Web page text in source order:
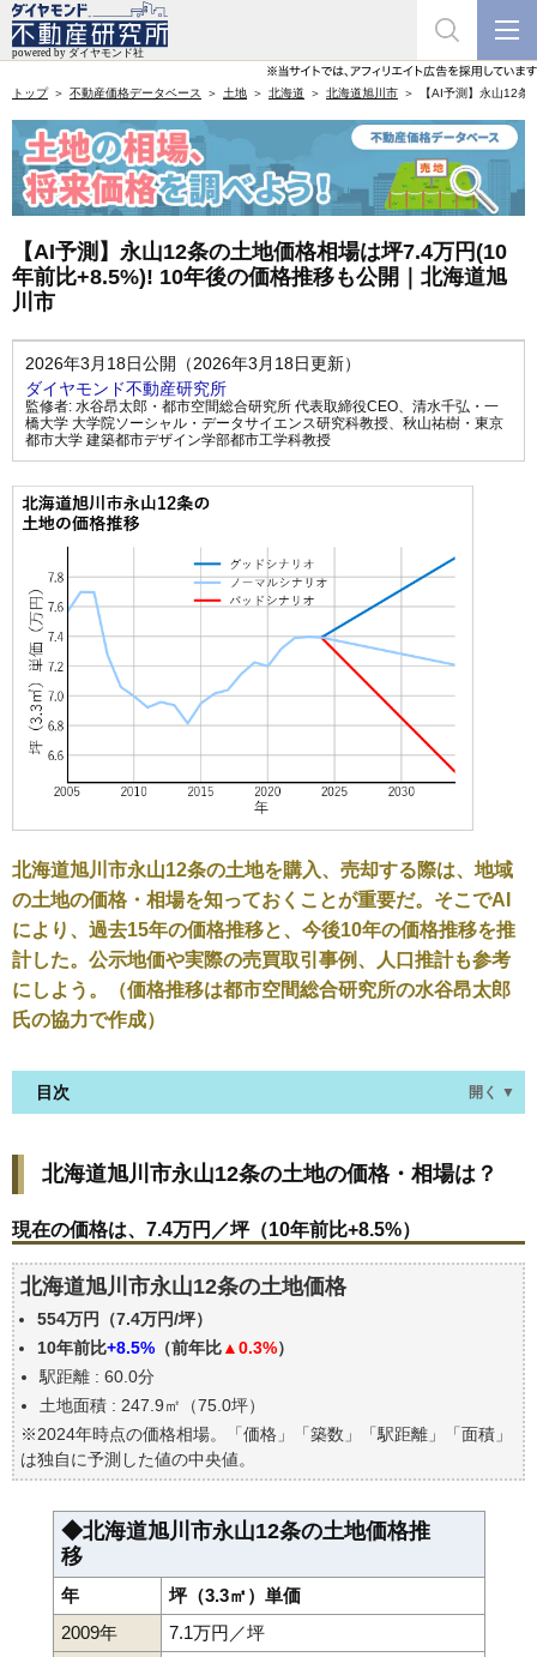
トップ 不動産価格データベース 土地 北海道 北海道旭川市 【AI予測】永山12
【AI予測】永山12条の土地価格相場は坪7.4万円(10
年前比+8.5%)! 10年後の価格推移も公開｜北海道旭
川市
2026年3月18日公開（2026年3月18日更新）
ダイヤモンド不動産研究所
監修者: 水谷昂太郎・都市空間総合研究所 代表取締役CEO、 清水千弘・一
橋大学 大学院ソーシャル・データサイエンス研究科教授、 秋山祐樹・東京
都市大学 建築都市デザイン学部都市工学科教授
北海道旭川市永山12条の土地を購入、売却する際は、地域
の土地の価格・相場を知っておくことが重要だ。そこでAI
により、過去15年の価格推移と、今後10年の価格推移を推
計した。公示地価や実際の売買取引事例、人口推計も参考
にしよう。（価格推移は都市空間総合研究所の水谷昂太郎
氏の協力で作成）
目次 開く ▼
現在の価格は、7.4万円／坪（10年前比+8.5%）
価格を詳細に分析しよう
公示地価はいくら
エリアの将来性を人口予想から検討しよう
自分の年収でいくらの不動産が買える？
北海道旭川市永山12条の土地の価格・相場は？
現在の価格は、7.4万円／坪（10年前比+8.5%）
北海道旭川市永山12条の土地価格
554万円（7.4万円/坪）
10年前比+8.5% （前年比▲0.3%）
駅距離 : 60.0分
土地面積 : 247.9㎡（75.0坪）
※2024年時点の価格相場。「価格」「築数」「駅距離」「面積」
は独自に予測した値の中央値。
◆北海道旭川市永山12条の土地価格推
移
年
坪（3.3㎡）単価
2009年
7.1万円／坪